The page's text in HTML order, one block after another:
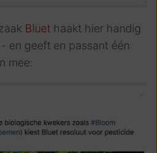
Bluet haakt hier handig
en geeft en passant één
mee: